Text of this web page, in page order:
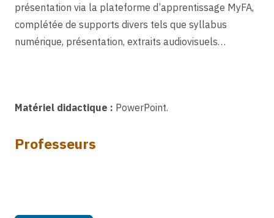
présentation via la plateforme d’apprentissage MyFA,
complétée de supports divers tels que syllabus
numérique, présentation, extraits audiovisuels…
Matériel didactique : PowerPoint.
Professeurs